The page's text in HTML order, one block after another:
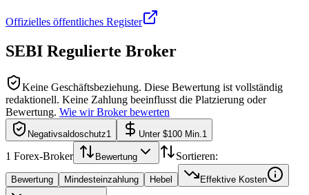
Offizielles öffentliches Register
SEBI Regulierte Broker
Keine Geschäftsbeziehung. Diese Bewertung ist vollständig
redaktionell. Keine Zahlung beeinflusst die Platzierung oder
Bewertung. Wie wir Broker bewerten
Negativsaldoschutz1 Unter $100 Min. 1
1 Forex-Broker Bewertung Sortieren:
Bewertung Mindesteinzahlung Hebel Effektive Kosten